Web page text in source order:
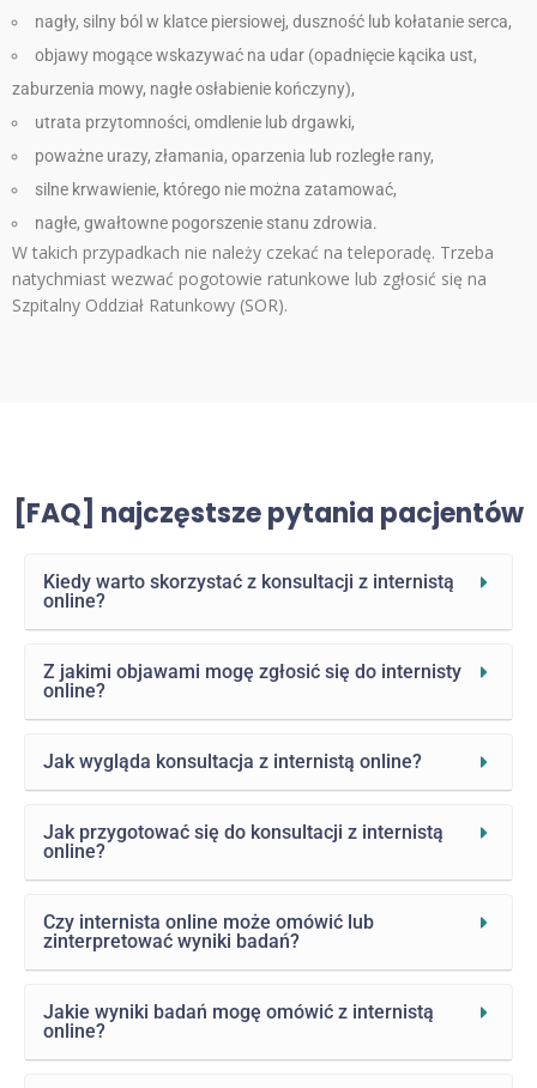
nagły, silny ból w klatce piersiowej, duszność lub kołatanie serca,
objawy mogące wskazywać na udar (opadnięcie kącika ust,
zaburzenia mowy, nagłe osłabienie kończyny),
utrata przytomności, omdlenie lub drgawki,
poważne urazy, złamania, oparzenia lub rozległe rany,
silne krwawienie, którego nie można zatamować,
nagłe, gwałtowne pogorszenie stanu zdrowia.
W takich przypadkach nie należy czekać na teleporadę. Trzeba
natychmiast wezwać pogotowie ratunkowe lub zgłosić się na
Szpitalny Oddział Ratunkowy (SOR).
[FAQ] najczęstsze pytania pacjentów
Kiedy warto skorzystać z konsultacji z internistą
online?
Z jakimi objawami mogę zgłosić się do internisty
online?
Jak wygląda konsultacja z internistą online?
Jak przygotować się do konsultacji z internistą
online?
Czy internista online może omówić lub
zinterpretować wyniki badań?
Jakie wyniki badań mogę omówić z internistą
online?